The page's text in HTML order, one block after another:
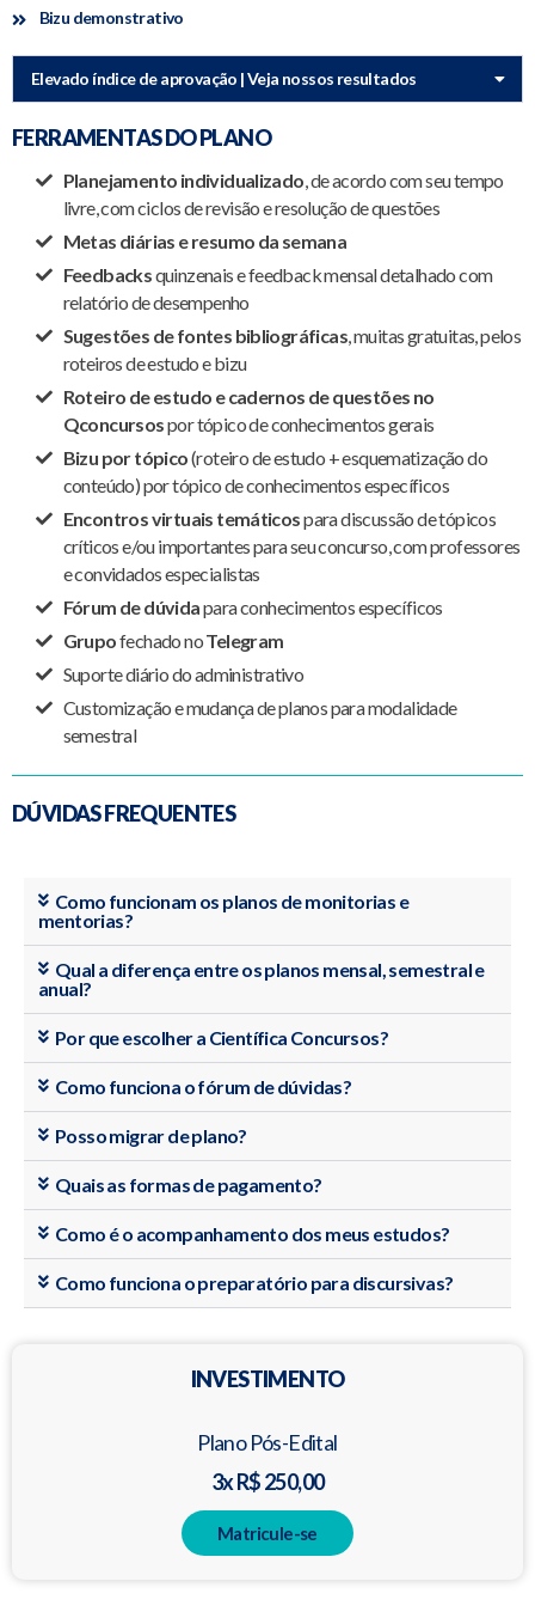
Bizu demonstrativo
Elevado índice de aprovação | Veja nossos resultados
FERRAMENTAS DO PLANO
Planejamento individualizado , de acordo com seu tempo
livre, com ciclos de revisão e resolução de questões
Metas diárias e resumo da semana
Feedbacksquinzenais e feedback mensal detalhado com
relatório de desempenho
Sugestões de fontes bibliográficas , muitas gratuitas, pelos
roteiros de estudo e bizu
Roteiro de estudo e cadernos de questões no
Qconcursospor tópico de conhecimentos gerais
Bizu por tópico(roteiro de estudo + esquematização do
conteúdo) por tópico de conhecimentos específicos
Encontros virtuais temáticospara discussão de tópicos
críticos e/ou importantes para seu concurso, com professores
e convidados especialistas
Fórum de dúvidapara conhecimentos específicos
Grupofechado noTelegram
Suporte diário do administrativo
Customização e mudança de planos para modalidade
semestral
DÚVIDAS FREQUENTES
Como funcionam os planos de monitorias e
mentorias?
Qual a diferença entre os planos mensal, semestral e
anual?
Por que escolher a Científica Concursos?
Como funciona o fórum de dúvidas?
Posso migrar de plano?
Quais as formas de pagamento?
Como é o acompanhamento dos meus estudos?
Como funciona o preparatório para discursivas?
INVESTIMENTO
Plano Pós-Edital
3x R$ 250,00
Matricule-se